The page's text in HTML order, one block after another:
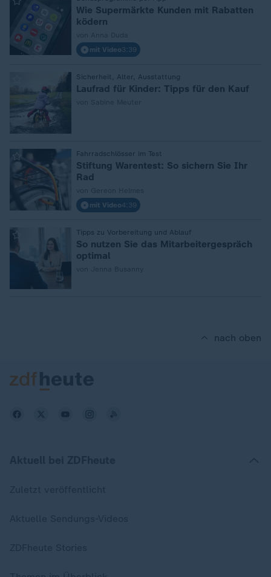
Wie Supermärkte Kunden mit Rabatten
ködern
mit Video3:39
Sicherheit, Alter, Ausstattung
Laufrad für Kinder: Tipps für den Kauf
Fahrradschlösser im Test
Stiftung Warentest: So sichern Sie Ihr
Rad
mit Video4:39
Tipps zu Vorbereitung und Ablauf
So nutzen Sie das Mitarbeitergespräch
optimal
nach oben